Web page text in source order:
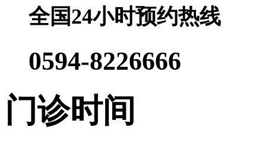
全国24小时预约热线
0594-8226666
门诊时间